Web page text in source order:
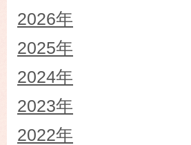
2026年
2025年
2024年
2023年
2022年